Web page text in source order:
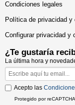
Condiciones legales
Política de privacidad y
Configurar privacidad y
¿Te gustaría
La última hora y
Acepto las
Protegido por